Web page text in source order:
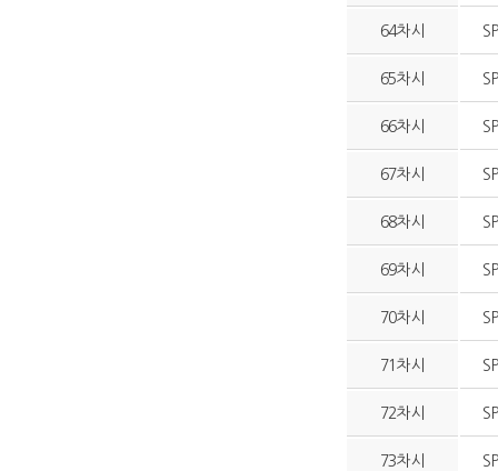
64차시
65차시
66차시
67차시
68차시
69차시
70차시
71차시
72차시
73차시